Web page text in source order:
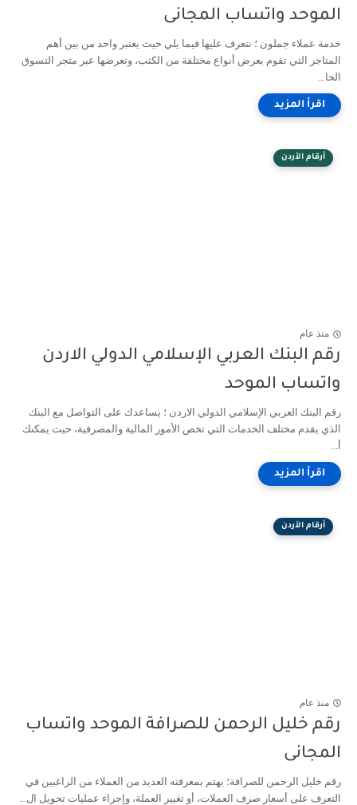
الموحد واتساب المجانى
خدمة عملاء جملون ؛ نتعرف عليها فيما يلي حيث يعتبر واحد من بين أهم
المتاجر التي تقوم بعرض أنواع مختلفة من الكتب، وتعرضها عبر متجر التسوق
الخا...
أرقام الأردن
منذ عام
رقم البنك العربي الإسلامي الدولي الاردن
واتساب الموحد
رقم البنك العربي الإسلامي الدولي الاردن ؛ يساعدك على التواصل مع البنك
الذي يقدم مختلف الخدمات التي تخص الأمور المالية والمصرفية، حيث يمكنك
أ...
أرقام الأردن
منذ عام
رقم خليل الرحمن للصرافة الموحد واتساب
المجانى
رقم خليل الرحمن للصرافة؛ يهتم بمعرفته العديد من العملاء من الراغبين في
التعرف على أسعار صرف العملات، أو تغيير العملة، وإجراء عمليات تحويل ال...